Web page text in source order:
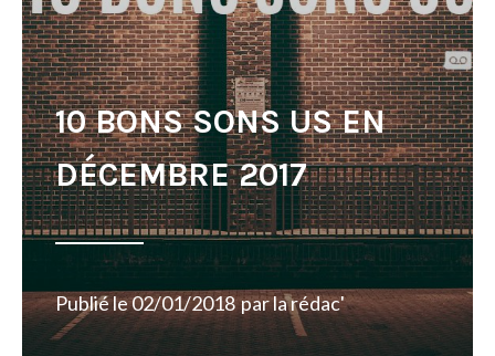
10 BONS SONS US EN
DÉCEMBRE 2017
Publié le02/01/2018 parla rédac'